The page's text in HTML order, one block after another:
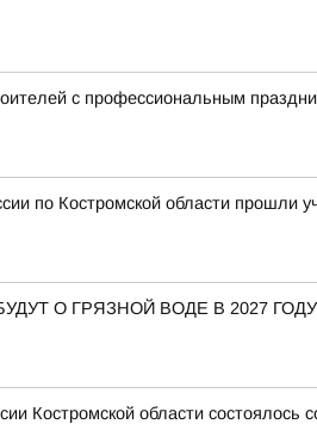
с профессиональным
по Костромской области прошли
О ГРЯЗНОЙ ВОДЕ В 2027 ГОДУ
Костромской области